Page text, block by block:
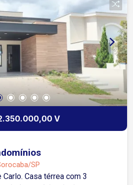
essenciais. A poucos
da cidade. Entre em
visita!
V
SP
Casa térrea com 3